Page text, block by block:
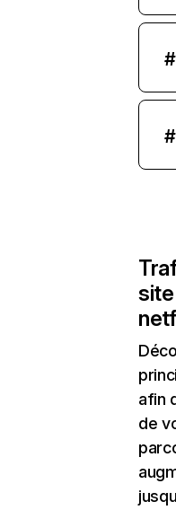
#
#
afin
de